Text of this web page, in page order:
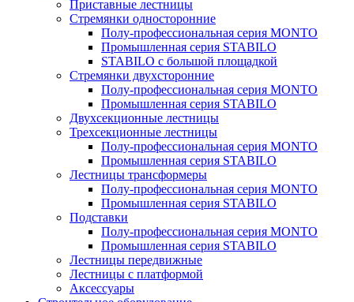
Приставные лестницы
Стремянки односторонние
Полу-профессиональная серия MONTO
Промышленная серия STABILO
STABILO с большой площадкой
Стремянки двухсторонние
Полу-профессиональная серия MONTO
Промышленная серия STABILO
Двухсекционные лестницы
Трехсекционные лестницы
Полу-профессиональная серия MONTO
Промышленная серия STABILO
Лестницы трансформеры
Полу-профессиональная серия MONTO
Промышленная серия STABILO
Подставки
Полу-профессиональная серия MONTO
Промышленная серия STABILO
Лестницы передвижные
Лестницы с платформой
Аксессуары